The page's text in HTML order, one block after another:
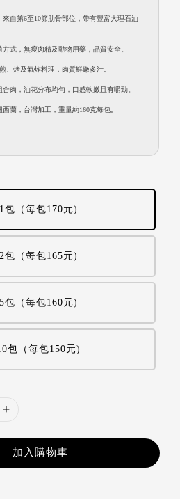
來自第6至10節肋骨部位，帶有豐富大理石油
式，無瘦肉精及動物用藥，品質安全。
、烤及氣炸料理，肉質鮮嫩多汁。
肉，油花分布均勻，口感軟嫩且有嚼勁。
蘭，台灣加工，重量約160克每包。
1包（每包170元)
2包（每包165元)
5包（每包160元)
包（每包150元)
加入購物車